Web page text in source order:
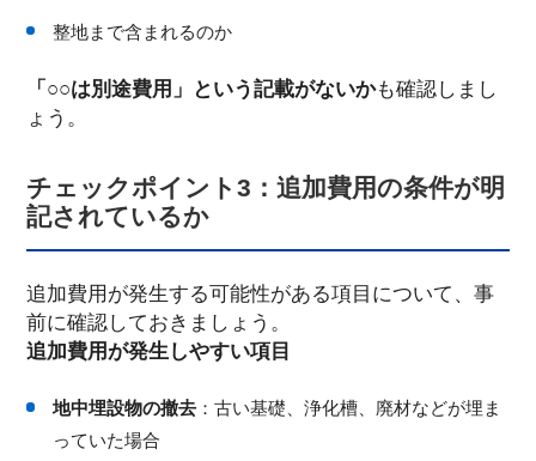
整地まで含まれるのか
「○○は別途費用」という記載がないかも確認しまし
ょう。
チェックポイント3：追加費用の条件が明
記されているか
追加費用が発生する可能性がある項目について、事
前に確認しておきましょう。
追加費用が発生しやすい項目
地中埋設物の撤去 ：古い基礎、浄化槽、廃材などが埋ま
っていた場合